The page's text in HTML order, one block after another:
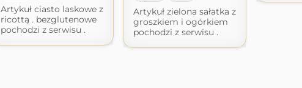
Artykuł ciasto laskowe z
ricottą . bezglutenowe
pochodzi z serwisu .
Artykuł zielona sałatka z
groszkiem i ogórkiem
pochodzi z serwisu .